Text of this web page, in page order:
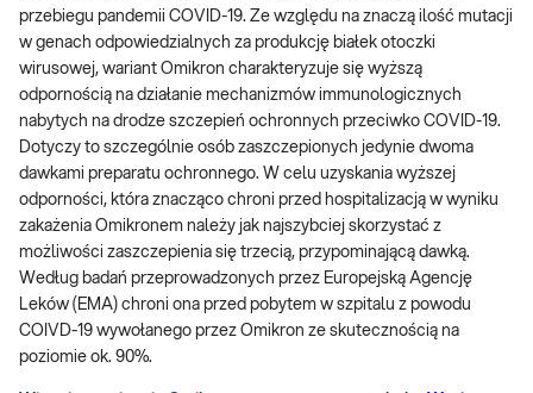
przebiegu pandemii COVID-19. Ze względu na znaczą ilość mutacji
w genach odpowiedzialnych za produkcję białek otoczki
wirusowej, wariant Omikron charakteryzuje się wyższą
odpornością na działanie mechanizmów immunologicznych
nabytych na drodze szczepień ochronnych przeciwko COVID-19.
Dotyczy to szczególnie osób zaszczepionych jedynie dwoma
dawkami preparatu ochronnego. W celu uzyskania wyższej
odporności, która znacząco chroni przed hospitalizacją w wyniku
zakażenia Omikronem należy jak najszybciej skorzystać z
możliwości zaszczepienia się trzecią, przypominającą dawką.
Według badań przeprowadzonych przez Europejską Agencję
Leków (EMA) chroni ona przed pobytem w szpitalu z powodu
COIVD-19 wywołanego przez Omikron ze skutecznością na
poziomie ok. 90%.